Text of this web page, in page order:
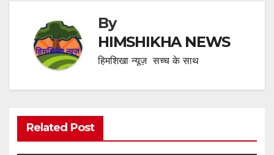
By
HIMSHIKHA NEWS
हिमशिखा न्यूज़ सच्च के साथ
Related Post